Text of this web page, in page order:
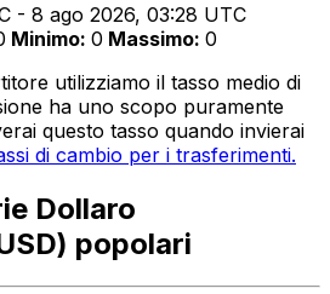
- 8 ago 2026, 03:28 UTC
Minimo: 0 Massimo: 0
utilizziamo il tasso medio di
ha uno scopo puramente
questo tasso quando invierai
di cambio per i trasferimenti.
Dollaro
popolari